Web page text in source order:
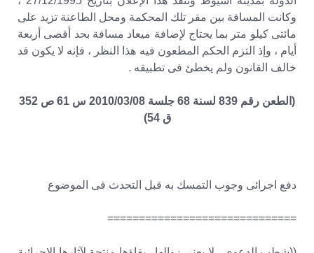
وكانت المسافة بين مقر تلك المحكمة ومحل الطاعنة تزيد على
مائتى كيلو متر بما يحتاج لإضافة ميعاد مسافة بحد أقصى أربعة
أيام ، وإذ التزم الحكم المطعون فيه هذا النظر ، فإنه لا يكون قد
خالف القانون ولم يخطئ فى تطبيقه .
(الطعن رقم 839 لسنة 68 جلسة 2010/03/08 س 61 ص 352
ق 54)
دفع اجرائى وجوب التمسك به قبل التحدث فى الموضوع
==============================